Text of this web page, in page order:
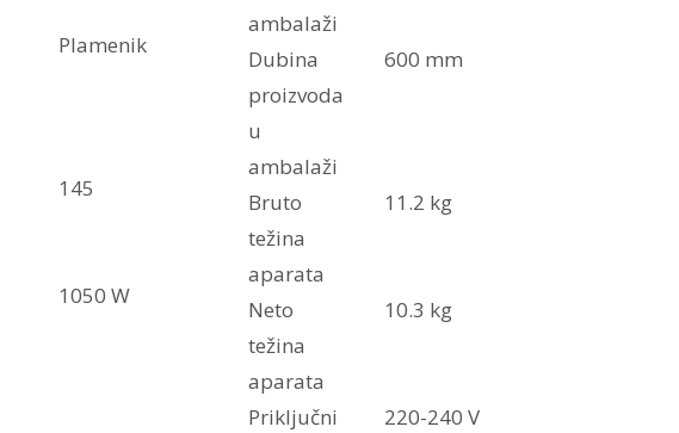
Plamenik
145
1050 W
ambalaži
Dubina
proizvoda
u
ambalaži
600 mm
Bruto
težina
aparata
11.2 kg
Neto
težina
aparata
10.3 kg
Priključni
220-240 V